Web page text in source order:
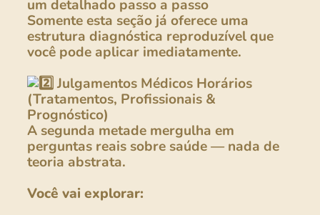
um detalhado passo a passo
Somente esta seção já oferece uma
estrutura diagnóstica reproduzível que
você pode aplicar imediatamente.
Julgamentos Médicos Horários
(Tratamentos, Profissionais &
Prognóstico)
A segunda metade mergulha em
perguntas reais sobre saúde — nada de
teoria abstrata.
Você vai explorar: